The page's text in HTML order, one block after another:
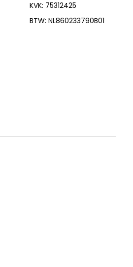
KVK: 75312425
BTW: NL860233790B01